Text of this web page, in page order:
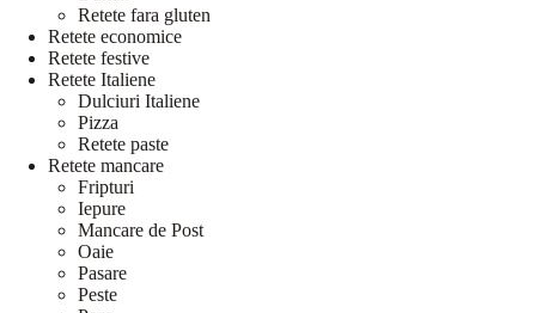
Retete fara gluten
Retete economice
Retete festive
Retete Italiene
Dulciuri Italiene
Pizza
Retete paste
Retete mancare
Fripturi
Iepure
Mancare de Post
Oaie
Pasare
Peste